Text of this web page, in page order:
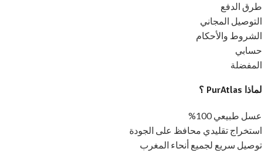
طرق الدفع
التوصيل المجاني
الشروط والأحكام
حسابي
المفضلة
لماذا PurAtlas ؟
عسل طبيعي 100%
استخراج تقليدي محافظ على الجودة
توصيل سريع لجميع أنحاء المغرب